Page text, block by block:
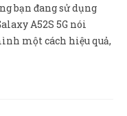
bạn đang sử dụng
A52S 5G nói
một cách hiệu quả,